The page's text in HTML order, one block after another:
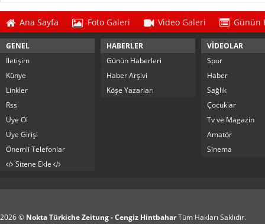
Ana Sayfa Foto Galeri Video Galeri Günün
GENEL
İletişim
Künye
Linkler
Rss
Üye Ol
Üye Girişi
Önemli Telefonlar
Sitene Ekle
HABERLER
Günün Haberleri
Haber Arşivi
Köşe Yazarları
VİDEOLAR
Spor
Haber
Sağlık
Çocuklar
Tv ve Magazin
Amatör
Sinema
2026 © Nokta Türkiche Zeitung - Cengiz HintbaharTüm Hakları Saklıdır.